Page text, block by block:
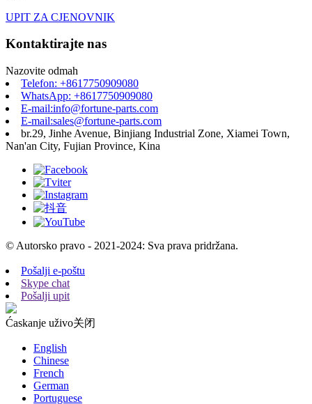
UPIT ZA CJENOVNIK
Kontaktirajte nas
Nazovite odmah
Telefon: +8617750909080
WhatsApp: +8617750909080
E-mail:info@fortune-parts.com
E-mail:sales@fortune-parts.com
br.29, Jinhe Avenue, Binjiang Industrial Zone, Xiamei Town,
Nan'an City, Fujian Province, Kina
© Autorsko pravo - 2021-2024: Sva prava pridržana.
Pošalji e-poštu
Skype chat
Pošalji upit
Ćaskanje uživo关闭
English
Chinese
French
German
Portuguese